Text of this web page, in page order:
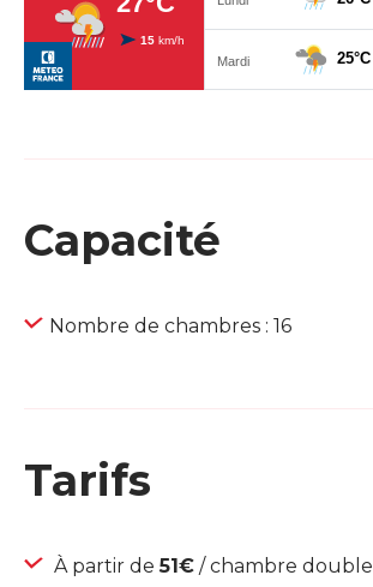
Capacité
Nombre de chambres : 16
Tarifs
À partir de51€ / chambre double